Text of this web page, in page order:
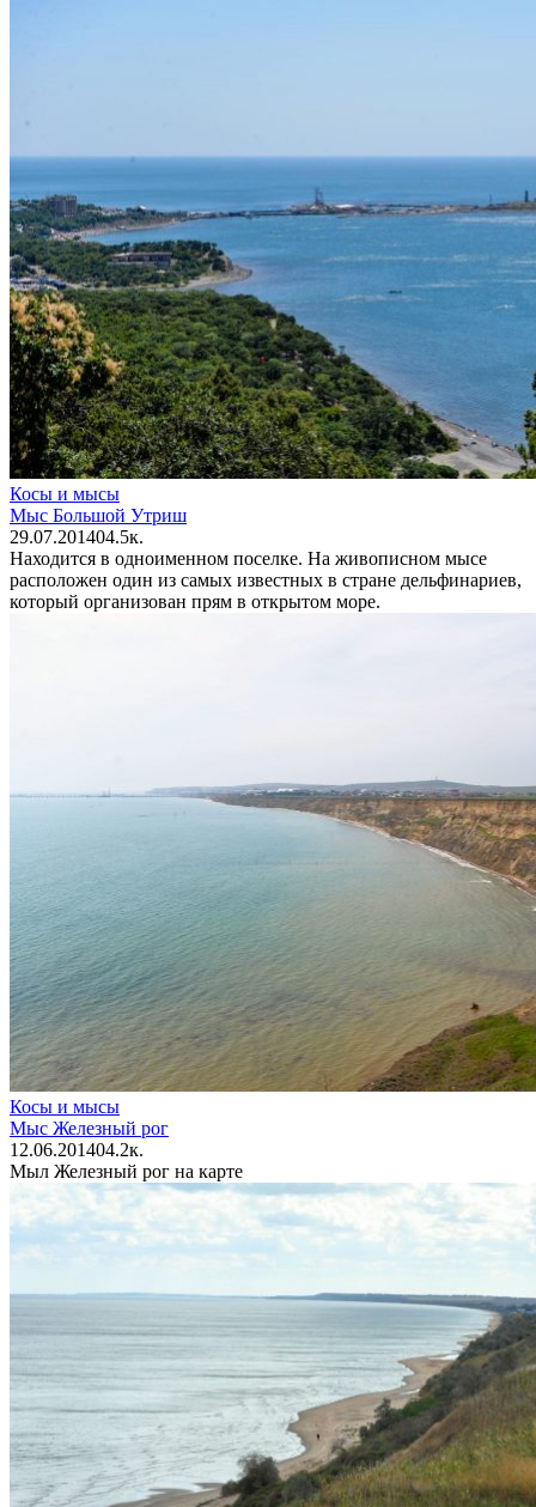
Косы и мысы
Мыс Большой Утриш
29.07.201404.5к.
Находится в одноименном поселке. На живописном мысе
расположен один из самых известных в стране дельфинариев,
который организован прям в открытом море.
Косы и мысы
Мыс Железный рог
12.06.201404.2к.
Мыл Железный рог на карте